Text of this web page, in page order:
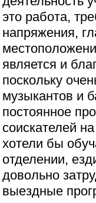
это работа,
напряжения,
является и
поскольку
музыкантов и
постоянное
соискателей
хотели бы
отделении,
довольно
выездные